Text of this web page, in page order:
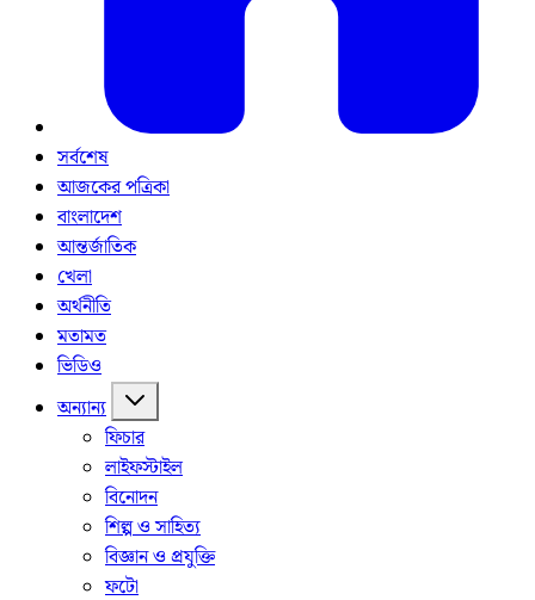
সর্বশেষ
আজকের পত্রিকা
বাংলাদেশ
আন্তর্জাতিক
খেলা
অর্থনীতি
মতামত
ভিডিও
অন্যান্য
ফিচার
লাইফস্টাইল
বিনোদন
শিল্প ও সাহিত্য
বিজ্ঞান ও প্রযুক্তি
ফটো